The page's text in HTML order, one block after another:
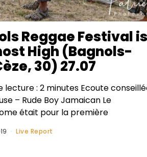
Reggae Festival is
High (Bagnols-
30) 27.07
lecture : 2 minutes Ecoute
– Rude Boy Jamaican Le
était pour la première
Live Report